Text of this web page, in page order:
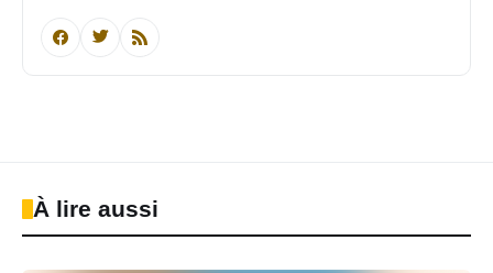
À lire aussi